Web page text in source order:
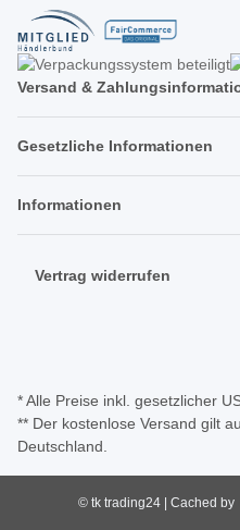
Versand &
Gesetzliche Informationen
Informationen
Vertrag widerrufen
* Alle Preise inkl. gesetzlicher
** Der kostenlose Versand gilt
Deutschland.
© tk trading24 | Cached by